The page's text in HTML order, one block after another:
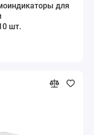
для
шт.